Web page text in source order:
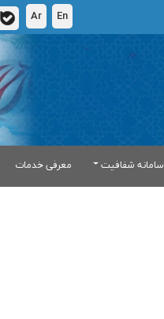
En
Ar
سامانه شفافیت معرفی خدمات